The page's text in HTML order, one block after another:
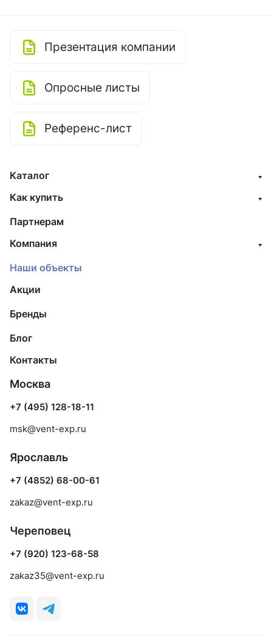
Презентация компании
Опросные листы
Референс-лист
Каталог
Как купить
Партнерам
Компания
Наши объекты
Акции
Бренды
Блог
Контакты
Москва
+7 (495) 128-18-11
msk@vent-exp.ru
Ярославль
+7 (4852) 68-00-61
zakaz@vent-exp.ru
Череповец
+7 (920) 123-68-58
zakaz35@vent-exp.ru